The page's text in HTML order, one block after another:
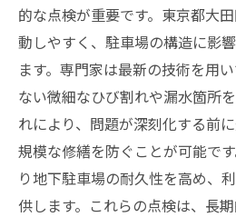
的な点検が重要です。東京都大
動しやすく、駐車場の構造に影
ます。専門家は最新の技術を用
ない微細なひび割れや漏水箇所
れにより、問題が深刻化する前
規模な修繕を防ぐことが可能で
り地下駐車場の耐久性を高め、
供します。これらの点検は、長